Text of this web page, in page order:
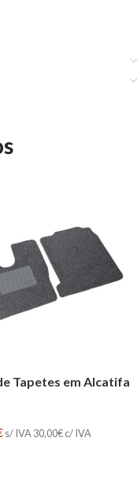
Tapetes em Alcatifa
s/ IVA 30,00€c/ IVA